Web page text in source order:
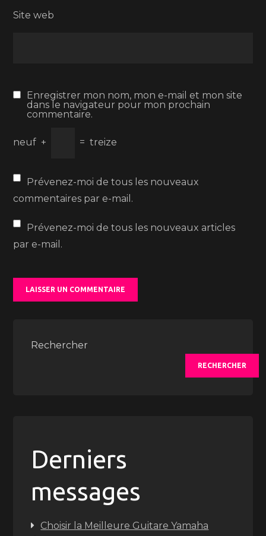
Site web
Enregistrer mon nom, mon e-mail et mon site
dans le navigateur pour mon prochain
commentaire.
neuf + = treize
Prévenez-moi de tous les nouveaux
commentaires par e-mail.
Prévenez-moi de tous les nouveaux articles
par e-mail.
Rechercher
RECHERCHER
Derniers
messages
Choisir la Meilleure Guitare Yamaha